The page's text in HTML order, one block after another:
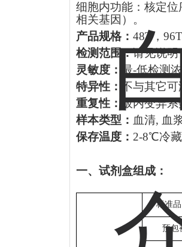
细胞内功能：核定位
相关基因）。
产品规格： 48T，96T
检测范围：请见说明
灵敏度：
最-低检测
特异性：
不与其它
重复性： 板内变异
样本类型： 血清, 血
保存温度： 2-8℃冷
一、试剂盒组成：
标准
预包